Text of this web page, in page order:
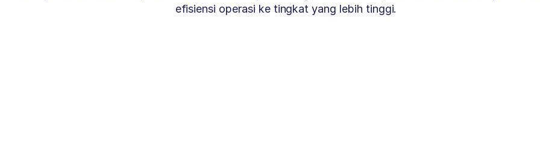
efisiensi operasi ke tingkat yang lebih tinggi.